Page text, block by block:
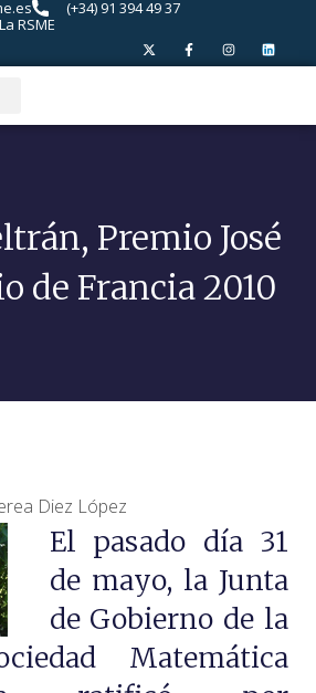
(+34) 91 394 49 37
RSME
Premio José
de Francia 2010
Diez López
El pasado día 31
de mayo, la Junta
de Gobierno de la
Matemática